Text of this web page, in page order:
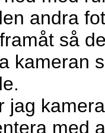
andra
så
kameran
jag
med